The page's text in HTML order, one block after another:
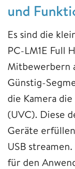
und
Es sind die
PC-LM1E Full
Mitbewerbern
Günstig-
die Kamera
(UVC). Diese
Geräte
USB
für den